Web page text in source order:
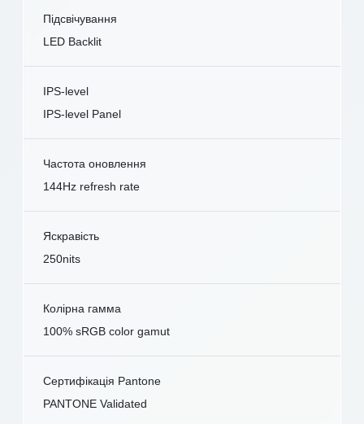
Підсвічування
LED Backlit
IPS-level
IPS-level Panel
Частота оновлення
144Hz refresh rate
Яскравість
250nits
Колірна гамма
100% sRGB color gamut
Сертифікація Pantone
PANTONE Validated